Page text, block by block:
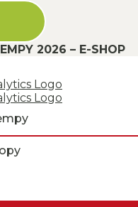
2026 – E-SHOP